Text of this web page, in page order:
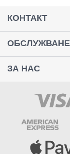
КОНТАКТ
ЗА НАС